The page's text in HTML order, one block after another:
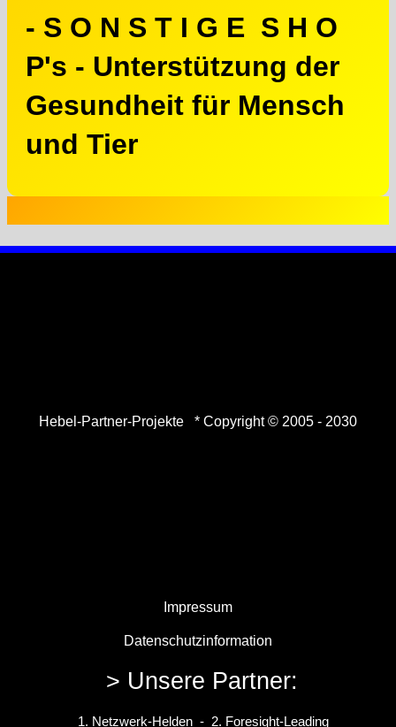
- S O N S T I G E S H O
P's - Unterstützung der
Gesundheit für Mensch
und Tier
Hebel-Partner-Projekte * Copyright © 2005 - 2030
Impressum
Datenschutzinformation
> Unsere Partner:
1. Netzwerk-Helden - 2. Foresight-Leading